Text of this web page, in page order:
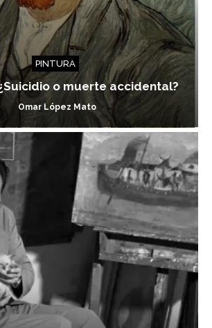
PINTURA
o muerte accidental?
Omar López Mato